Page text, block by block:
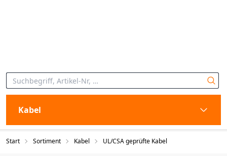
Kabel
Start Sortiment Kabel UL/CSA geprüfte Kabel